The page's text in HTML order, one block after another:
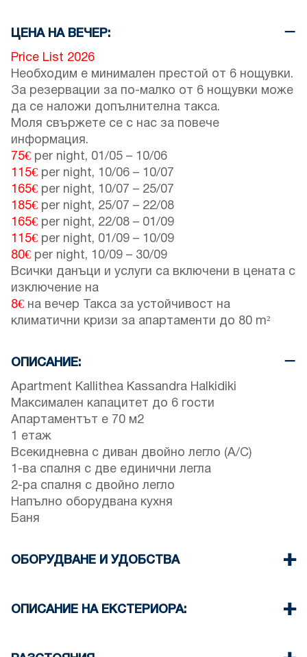
ЦЕНА НА ВЕЧЕР:
Price List 2026
Необходим е минимален престой от 6 нощувки.
За резервации за по-малко от 6 нощувки може
да се наложи допълнителна такса.
Моля свържете се с нас за повече
информация.
75€ per night, 01/05 – 10/06
115€ per night, 10/06 – 10/07
165€ per night, 10/07 – 25/07
185€ per night, 25/07 – 22/08
165€ per night, 22/08 – 01/09
115€ per night, 01/09 – 10/09
80€ per night, 10/09 – 30/09
Всички данъци и услуги са включени в цената с
изключение на
8€ на вечер Такса за устойчивост на
климатични кризи за апартаменти до 80 m²
ОПИСАНИЕ:
Apartment Kallithea Kassandra Halkidiki
Максимален капацитет до 6 гости
Апартаментът е 70 м2
1 етаж
Всекидневна с диван двойно легло (A/C)
1-ва спалня с две единични легла
2-ра спалня с двойно легло
Напълно оборудвана кухня
Баня
ОБОРУДВАНЕ И УДОБСТВА
Един Климатик
Съдомиялна машина
ОПИСАНИЕ НА ЕКСТЕРИОРА:
около комплекса